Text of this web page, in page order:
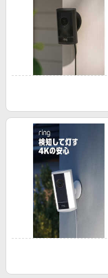
スポーツ・アウトド
インテリア・寝具
旅行・レジャー・ホ
生活・お役立ち
金融・マネー・保険
デジタルコンテンツ
ビジネス・その他サー
楽天ペイ導入ストア
楽天サービス特集
旅行特集
わくわく夏特集
Apple公式サイト×楽
Qoo10メガポ
Samsung ボーナスキ
週末の高還元 夏の長期